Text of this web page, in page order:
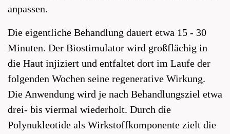
anpassen.
Die eigentliche Behandlung dauert etwa 15 - 30
Minuten. Der Biostimulator wird großflächig in
die Haut injiziert und entfaltet dort im Laufe der
folgenden Wochen seine regenerative Wirkung.
Die Anwendung wird je nach Behandlungsziel etwa
drei- bis viermal wiederholt. Durch die
Polynukleotide als Wirkstoffkomponente zielt die